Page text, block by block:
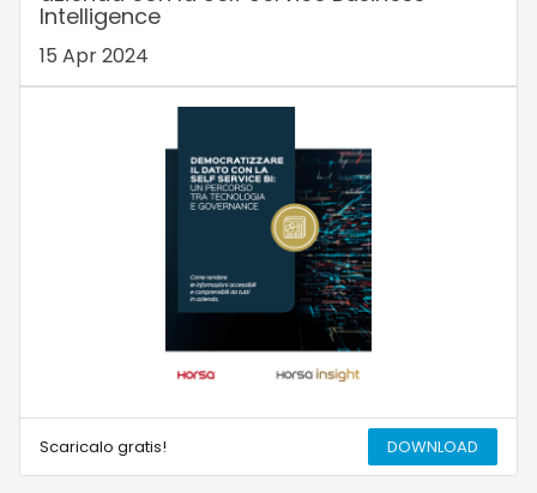
Intelligence
15 Apr 2024
Scaricalo gratis! DOWNLOAD